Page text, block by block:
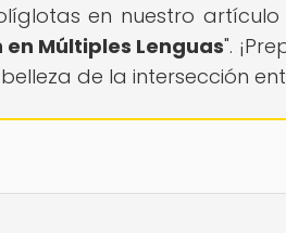
en nuestro artículo
Múltiples Lenguas".
de la intersección